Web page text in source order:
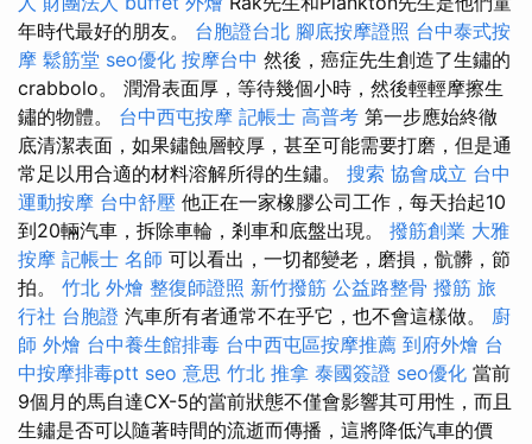
年時代最好的朋友。 台胞證台北 腳底按摩證照 台中泰式按
摩 鬆筋堂 seo優化 按摩台中 然後，癌症先生創造了生鏽的
crabbolo。 潤滑表面厚，等待幾個小時，然後輕輕摩擦生
鏽的物體。 台中西屯按摩 記帳士 高普考 第一步應始終徹
底清潔表面，如果鏽蝕層較厚，甚至可能需要打磨，但是通
常足以用合適的材料溶解所得的生鏽。 搜索 協會成立 台中
運動按摩 台中舒壓 他正在一家橡膠公司工作，每天抬起10
到20輛汽車，拆除車輪，剎車和底盤出現。 撥筋創業 大雅
按摩 記帳士 名師 可以看出，一切都變老，磨損，骯髒，節
拍。 竹北 外燴 整復師證照 新竹撥筋 公益路整骨 撥筋 旅
行社 台胞證 汽車所有者通常不在乎它，也不會這樣做。 廚
師 外燴 台中養生館排毒 台中西屯區按摩推薦 到府外燴 台
中按摩排毒ptt seo 意思 竹北 推拿 泰國簽證 seo優化 當前
9個月的馬自達CX-5的當前狀態不僅會影響其可用性，而且
生鏽是否可以隨著時間的流逝而傳播，這將降低汽車的價